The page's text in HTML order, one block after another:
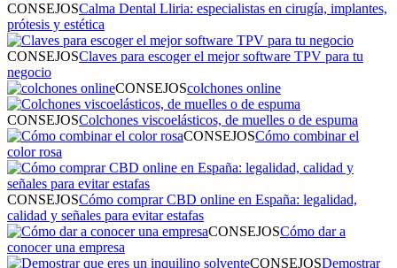
CONSEJOSCalma Dental Lliria: especialistas en cirugía, implantes,
prótesis y estética
CONSEJOSClaves para escoger el mejor software TPV para tu
negocio
CONSEJOScolchones online
CONSEJOSColchones viscoelásticos, de muelles o de espuma
CONSEJOSCómo combinar el
color rosa
CONSEJOSCómo comprar CBD online en España: legalidad,
calidad y señales para evitar estafas
CONSEJOSCómo dar a
conocer una empresa
CONSEJOSDemostrar